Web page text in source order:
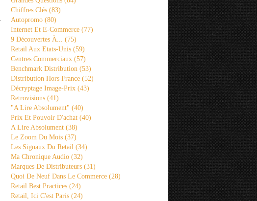
Chiffres Clés (83)
Autopromo (80)
Internet Et E-Commerce (77)
9 Découvertes À... (75)
Retail Aux Etats-Unis (59)
Centres Commerciaux (57)
Benchmark Distribution (53)
Distribution Hors France (52)
Décryptage Image-Prix (43)
Retrovisions (41)
"a Lire Absolument" (40)
Prix Et Pouvoir D'achat (40)
A Lire Absolument (38)
Le Zoom Du Mois (37)
Les Signaux Du Retail (34)
Ma Chronique Audio (32)
Marques De Distributeurs (31)
Quoi De Neuf Dans Le Commerce (28)
Retail Best Practices (24)
Retail, Ici C'est Paris (24)